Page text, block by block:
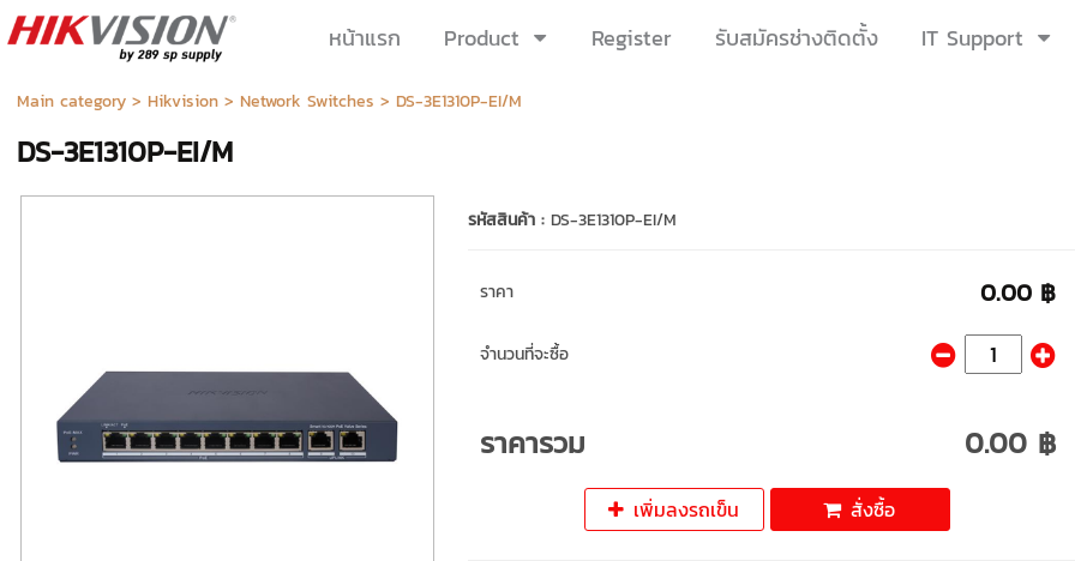
หน้าแรก Product Register รับสมัครช่างติดตั้ง IT Support
Main category> Hikvision> Network Switches > DS-3E1310P-EI/M
DS-3E1310P-EI/M
รหัสสินค้า : DS-3E1310P-EI/M
ราคา 0.00 ฿
จำนวนที่จะซื้อ
ราคารวม 0.00 ฿
เพิ่มลงรถเข็น สั่งซื้อ